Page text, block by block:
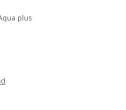
plus